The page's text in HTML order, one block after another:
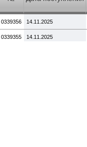
0339356 14.11.2025
0339355 14.11.2025